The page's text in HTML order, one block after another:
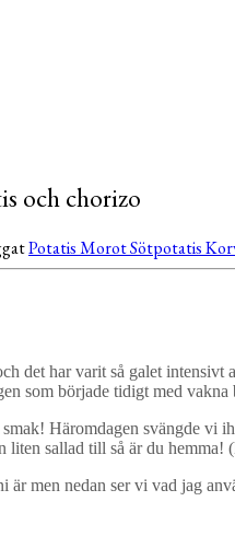
och chorizo
PotatisMorotSötpotatis
det har varit så galet
som började tidigt med
Häromdagen svängde
liten sallad till så är du
är men nedan ser vi vad jag